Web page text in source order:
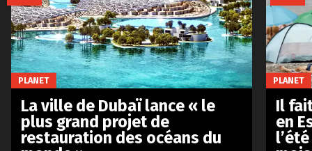
PLANET
La ville de Dubaï lance « le
plus grand projet de
restauration des océans du
PLANET
Il
en